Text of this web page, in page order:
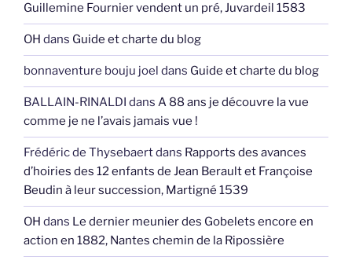
Guillemine Fournier vendent un pré, Juvardeil 1583
OH dans Guide et charte du blog
bonnaventure bouju joel dans Guide et charte du blog
BALLAIN-RINALDI dans A 88 ans je découvre la vue
comme je ne l’avais jamais vue !
Frédéric de Thysebaertdans Rapports des avances
d’hoiries des 12 enfants de Jean Berault et Françoise
Beudin à leur succession, Martigné 1539
OH dans Le dernier meunier des Gobelets encore en
action en 1882, Nantes chemin de la Ripossière